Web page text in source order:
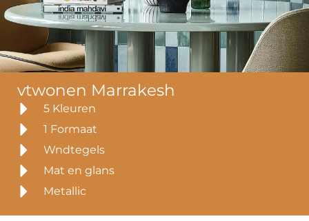
vtwonen Marrakesh
5 Kleuren
1 Formaat
Wndtegels
Mat en glans
Metallic